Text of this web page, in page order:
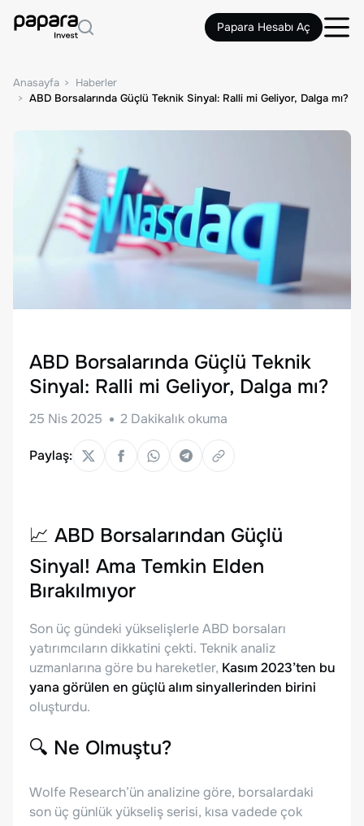
Papara Hesabı Aç
Anasayfa
Haberler
ABD Borsalarında Güçlü Teknik Sinyal: Ralli mi Geliyor, Dalga mı?
ABD Borsalarında Güçlü Teknik
Sinyal: Ralli mi Geliyor, Dalga mı?
25 Nis 2025 2 Dakikalık okuma
Paylaş:
📈 ABD Borsalarından Güçlü
Sinyal! Ama Temkin Elden
Bırakılmıyor
Son üç gündeki yükselişlerle ABD borsaları
yatırımcıların dikkatini çekti. Teknik analiz
uzmanlarına göre bu hareketler, Kasım 2023’ten bu
yana görülen en güçlü alım sinyallerinden birini
oluşturdu.
🔍 Ne Olmuştu?
Wolfe Research’ün analizine göre, borsalardaki
son üç günlük yükseliş serisi, kısa vadede çok